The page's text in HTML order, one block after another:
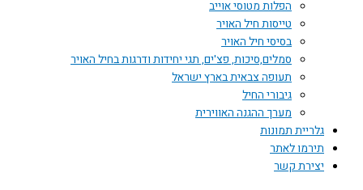
הפלות מטוסי אוייב
טייסות חיל האויר
בסיסי חיל האויר
סמלים,סיכות, פצ'ים, תגי יחידות ודרגות בחיל האויר
תעופה צבאית בארץ ישראל
גיבורי החיל
מערך ההגנה האווירית
גלריית תמונות
תירמו לאתר
יצירת קשר